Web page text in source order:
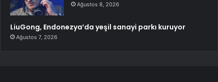
Ağustos 8, 2026
LiuGong, Endonezya’da yeşil sanayi parkı kuruyor
Ağustos 7, 2026